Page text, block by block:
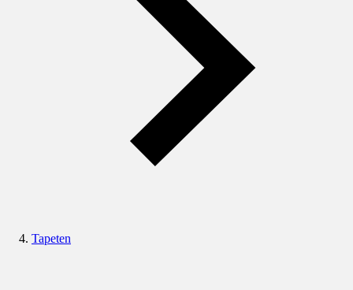
Tapeten